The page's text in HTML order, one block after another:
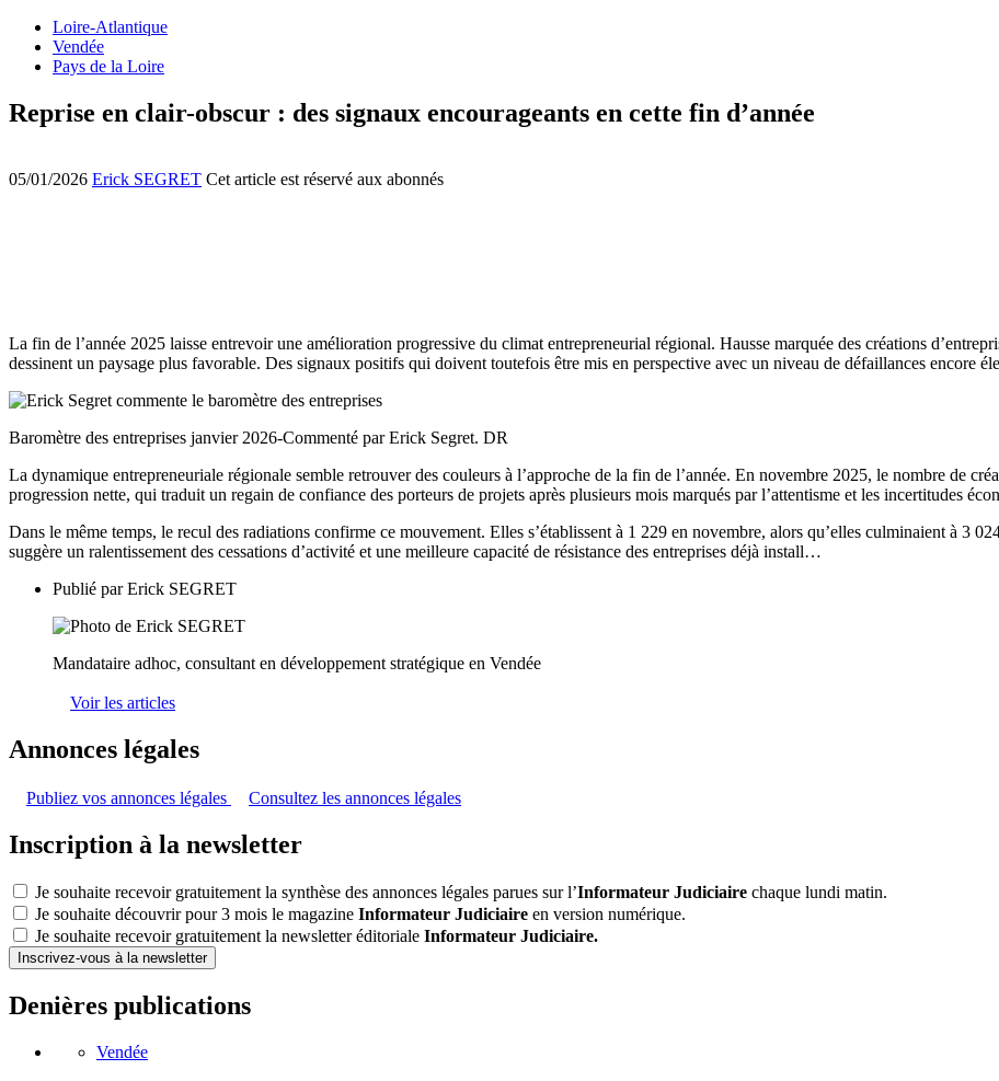
Loire-Atlantique
Vendée
Pays de la Loire
Reprise en clair-obscur : des signaux encourageants en cette fin d’année
05/01/2026 Erick SEGRET Cet article est réservé aux abonnés
La fin de l’année 2025 laisse entrevoir une amélioration progressive du climat entrepreneurial régional. Hausse marquée des créations
dessinent un paysage plus favorable. Des signaux positifs qui doivent toutefois être mis en perspective avec un niveau de défaillances encore
Baromètre des entreprises janvier 2026-Commenté par Erick Segret. DR
La dynamique entrepreneuriale régionale semble retrouver des couleurs à l’approche de la fin de l’année. En novembre 2025, le nombre de
progression nette, qui traduit un regain de confiance des porteurs de projets après plusieurs mois marqués par l’attentisme et les incertitudes
Dans le même temps, le recul des radiations confirme ce mouvement. Elles s’établissent à 1 229 en novembre, alors qu’elles culminaient à 3
suggère un ralentissement des cessations d’activité et une meilleure capacité de résistance des entreprises déjà install…
Publié parErick SEGRET
Mandataire adhoc, consultant en développement stratégique en Vendée
Voir les articles
Annonces légales
Publiez vos annonces légales Consultez les annonces légales
Inscription à la newsletter
Je souhaite recevoir gratuitement la synthèse des annonces légales parues sur l’Informateur Judiciaire chaque lundi matin.
Je souhaite découvrir pour 3 mois le magazine Informateur Judiciaire en version numérique.
Je souhaite recevoir gratuitement la newsletter éditoriale Informateur Judiciaire.
Inscrivez-vous à la newsletter
Denières publications
Vendée